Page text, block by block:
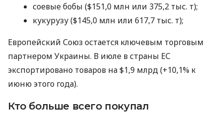
соевые бобы ($151,0 млн или 375,2 тыс. т);
кукурузу ($145,0 млн или 617,7 тыс. т);
Европейский Союз остается ключевым торговым
партнером Украины. В июле в страны ЕС
экспортировано товаров на $1,9 млрд (+10,1% к
июню этого года).
Кто больше всего покупал